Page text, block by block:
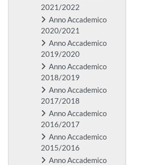
2021/2022
Anno Accademico
2020/2021
Anno Accademico
2019/2020
Anno Accademico
2018/2019
Anno Accademico
2017/2018
Anno Accademico
2016/2017
Anno Accademico
2015/2016
Anno Accademico